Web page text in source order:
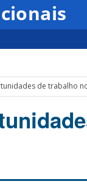
de trabalho